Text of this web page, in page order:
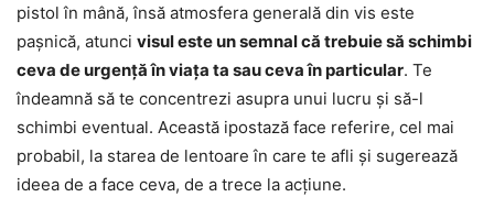
pistol în mână, însă atmosfera generală din vis este
pașnică, atunci visul este un semnal că trebuie să schimbi
ceva de urgență în viața ta sau ceva în particular. Te
îndeamnă să te concentrezi asupra unui lucru și să-l
schimbi eventual. Această ipostază face referire, cel mai
probabil, la starea de lentoare în care te afli și sugerează
ideea de a face ceva, de a trece la acțiune.